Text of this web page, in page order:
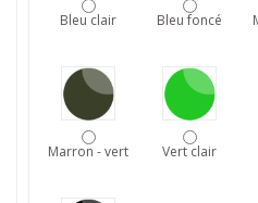
Bleu clair Bleu foncé
Marron - vert Vert clair